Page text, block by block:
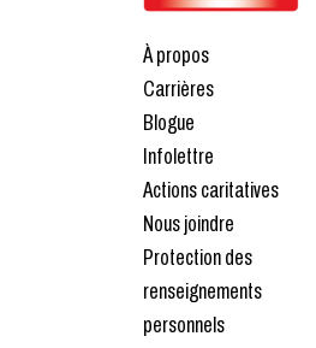
À propos
Carrières
Blogue
Infolettre
Actions caritatives
Nous joindre
Protection des
renseignements
personnels